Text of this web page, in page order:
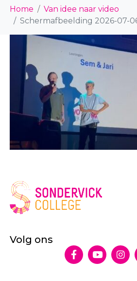
Home
Van idee naar video
Schermafbeelding 2026-07-
Volg ons